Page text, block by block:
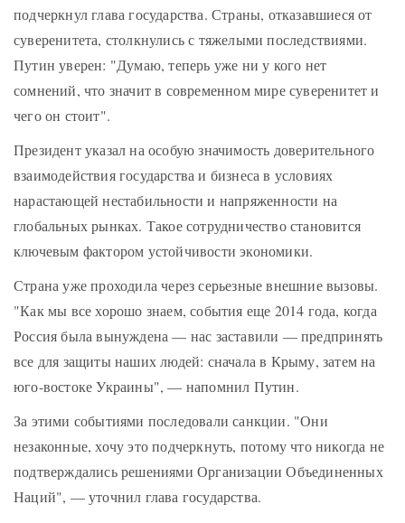
подчеркнул глава государства. Страны, отказавшиеся от
суверенитета, столкнулись с тяжелыми последствиями.
Путин уверен: "Думаю, теперь уже ни у кого нет
сомнений, что значит в современном мире суверенитет и
чего он стоит".
Президент указал на особую значимость доверительного
взаимодействия государства и бизнеса в условиях
нарастающей нестабильности и напряженности на
глобальных рынках. Такое сотрудничество становится
ключевым фактором устойчивости экономики.
Страна уже проходила через серьезные внешние вызовы.
"Как мы все хорошо знаем, события еще 2014 года, когда
Россия была вынуждена — нас заставили — предпринять
все для защиты наших людей: сначала в Крыму, затем на
юго-востоке Украины", — напомнил Путин.
За этими событиями последовали санкции. "Они
незаконные, хочу это подчеркнуть, потому что никогда не
подтверждались решениями Организации Объединенных
Наций", — уточнил глава государства.